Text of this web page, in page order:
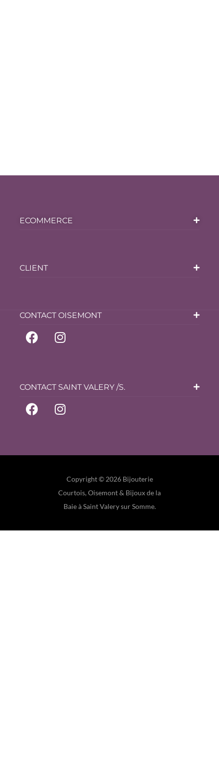
ECOMMERCE
CLIENT
CONTACT OISEMONT
CONTACT SAINT VALERY /S.
Copyright © 2026 Bijouterie
Courtois, Oisemont & Bijoux de la
Baie à Saint Valery sur Somme.